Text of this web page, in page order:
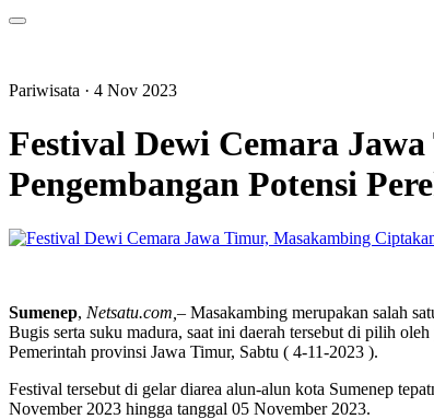
Pariwisata · 4 Nov 2023
Festival Dewi Cemara
Pengembangan Potensi
Sumenep, Netsatu.com, – Masakambing merupakan salah
Bugis serta suku madura, saat ini daerah tersebut di pilih
Pemerintah provinsi Jawa Timur, Sabtu ( 4-11-2023 ).
Festival tersebut di gelar diarea alun-alun kota Sumenep
November 2023 hingga tanggal 05 November 2023.